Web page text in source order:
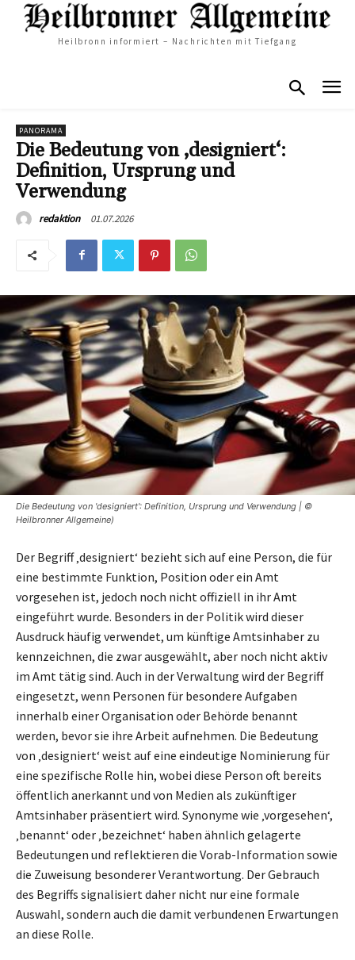
Heilbronn informiert – Nachrichten mit Tiefgang
PANORAMA
Die Bedeutung von ‚designiert‘:
Definition, Ursprung und
Verwendung
redaktion 01.07.2026
Die Bedeutung von 'designiert': Definition, Ursprung und Verwendung | ©
Heilbronner Allgemeine)
Der Begriff ‚designiert‘ bezieht sich auf eine Person, die für
eine bestimmte Funktion, Position oder ein Amt
vorgesehen ist, jedoch noch nicht offiziell in ihr Amt
eingeführt wurde. Besonders in der Politik wird dieser
Ausdruck häufig verwendet, um künftige Amtsinhaber zu
kennzeichnen, die zwar ausgewählt, aber noch nicht aktiv
im Amt tätig sind. Auch in der Verwaltung wird der Begriff
eingesetzt, wenn Personen für besondere Aufgaben
innerhalb einer Organisation oder Behörde benannt
werden, bevor sie ihre Arbeit aufnehmen. Die Bedeutung
von ‚designiert‘ weist auf eine eindeutige Nominierung für
eine spezifische Rolle hin, wobei diese Person oft bereits
öffentlich anerkannt und von Medien als zukünftiger
Amtsinhaber präsentiert wird. Synonyme wie ‚vorgesehen‘,
‚benannt‘ oder ‚bezeichnet‘ haben ähnlich gelagerte
Bedeutungen und reflektieren die Vorab-Information sowie
die Zuweisung besonderer Verantwortung. Der Gebrauch
des Begriffs signalisiert daher nicht nur eine formale
Auswahl, sondern auch die damit verbundenen Erwartungen
an diese Rolle.